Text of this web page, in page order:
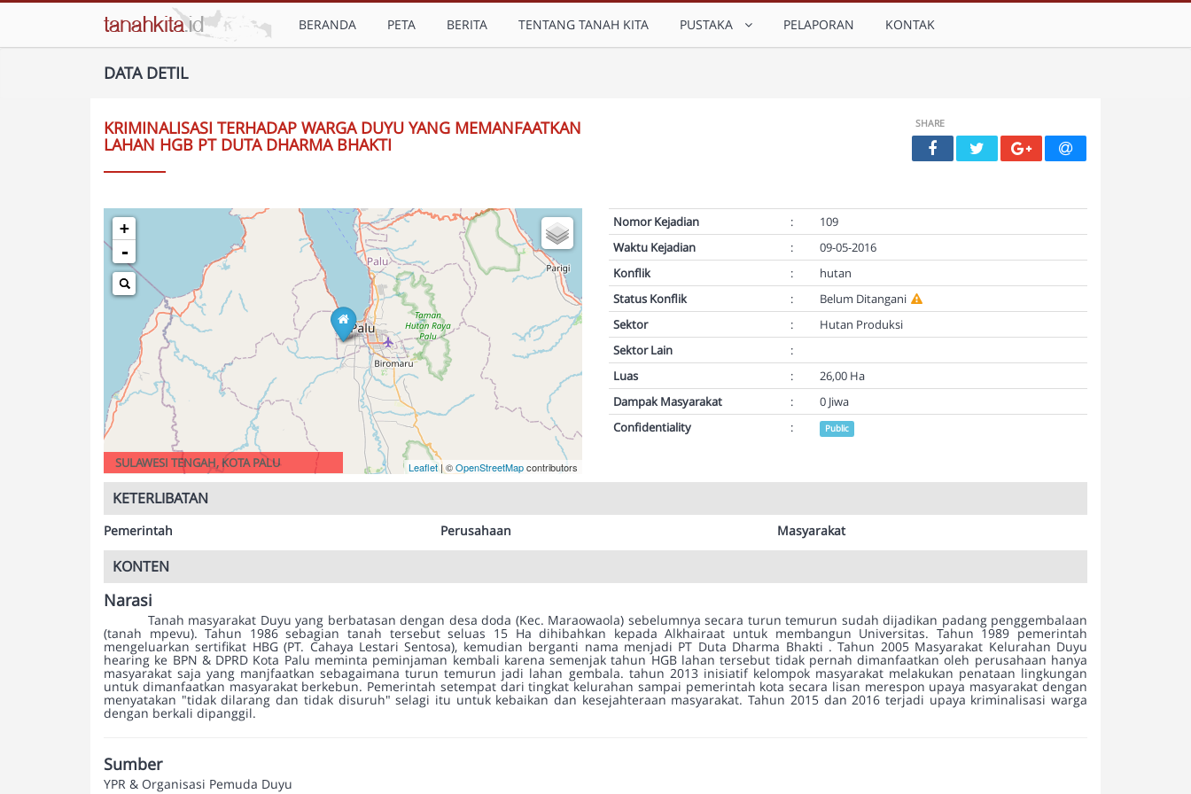
BERANDA PETA BERITA TENTANG TANAH KITA PUSTAKA PELAPORAN KONTAK
DATA DETIL
KRIMINALISASI TERHADAP WARGA DUYU YANG MEMANFAATKAN
LAHAN HGB PT DUTA DHARMA BHAKTI
SHARE
+
-
Leaflet | ©OpenStreetMapcontributors
SULAWESI TENGAH, KOTA PALU
Nomor Kejadian :
109
Waktu Kejadian
:
09-05-2016
Konflik
:
hutan
Status Konflik
:
Belum Ditangani
Sektor
:
Hutan Produksi
Sektor Lain
:
Luas
:
26,00 Ha
Dampak Masyarakat
:
0 Jiwa
Confidentiality
: Public
KETERLIBATAN
Pemerintah Perusahaan Masyarakat
KONTEN
Narasi
Tanah masyarakat Duyu yang berbatasan dengan desa doda (Kec. Maraowaola) sebelumnya secara turun temurun sudah dijadikan padang penggembalaan
(tanah mpevu). Tahun 1986 sebagian tanah tersebut seluas 15 Ha dihibahkan kepada Alkhairaat untuk membangun Universitas. Tahun 1989 pemerintah
mengeluarkan sertifikat HBG (PT. Cahaya Lestari Sentosa), kemudian berganti nama menjadi PT Duta Dharma Bhakti . Tahun 2005 Masyarakat Kelurahan Duyu
hearing ke BPN & DPRD Kota Palu meminta peminjaman kembali karena semenjak tahun HGB lahan tersebut tidak pernah dimanfaatkan oleh perusahaan hanya
masyarakat saja yang manjfaatkan sebagaimana turun temurun jadi lahan gembala. tahun 2013 inisiatif kelompok masyarakat melakukan penataan lingkungan
untuk dimanfaatkan masyarakat berkebun. Pemerintah setempat dari tingkat kelurahan sampai pemerintah kota secara lisan merespon upaya masyarakat dengan
menyatakan "tidak dilarang dan tidak disuruh" selagi itu untuk kebaikan dan kesejahteraan masyarakat. Tahun 2015 dan 2016 terjadi upaya kriminalisasi warga
dengan berkali dipanggil.
Sumber
YPR & Organisasi Pemuda Duyu